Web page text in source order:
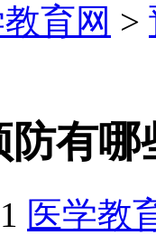
育网 >
有哪
医学教